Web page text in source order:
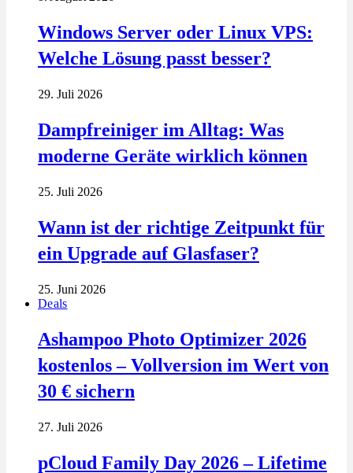
Windows Server oder Linux VPS:
Welche Lösung passt besser?
29. Juli 2026
Dampfreiniger im Alltag: Was
moderne Geräte wirklich können
25. Juli 2026
Wann ist der richtige Zeitpunkt für
ein Upgrade auf Glasfaser?
25. Juni 2026
Deals
Ashampoo Photo Optimizer 2026
kostenlos – Vollversion im Wert von
30 € sichern
27. Juli 2026
pCloud Family Day 2026 – Lifetime